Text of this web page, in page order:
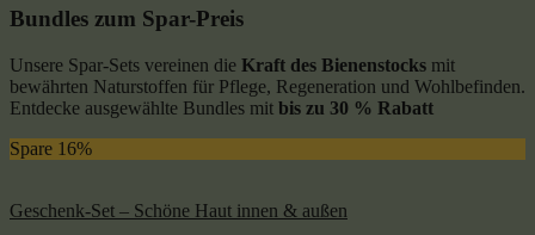
Bundles zum Spar-Preis
Unsere Spar-Sets vereinen die Kraft des Bienenstocks mit
bewährten Naturstoffen für Pflege, Regeneration und Wohlbefinden.
Entdecke ausgewählte Bundles mit bis zu 30 % Rabatt
Spare 16%
Geschenk-Set – Schöne Haut innen & außen